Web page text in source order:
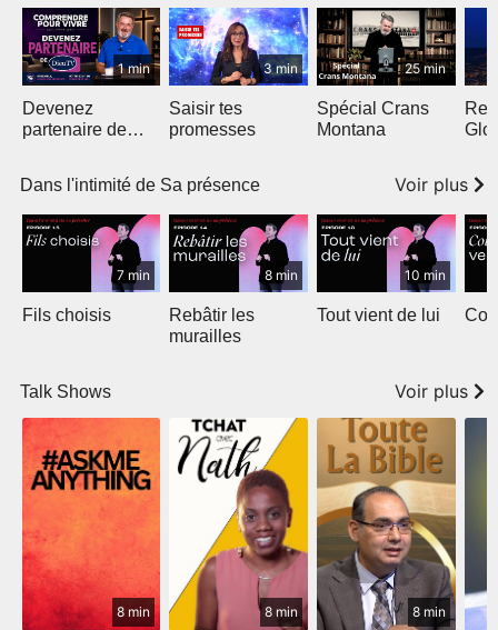
1 min
Devenez
partenaire de
3 min
Saisir tes
promesses
25 min
Spécial Crans
Montana
Dans l'intimité de Sa présence Voir plus
7 min
Fils choisis
8 min
Rebâtir les
murailles
10 min
Tout vient de lui
Talk Shows Voir plus
8 min 8 min 8 min